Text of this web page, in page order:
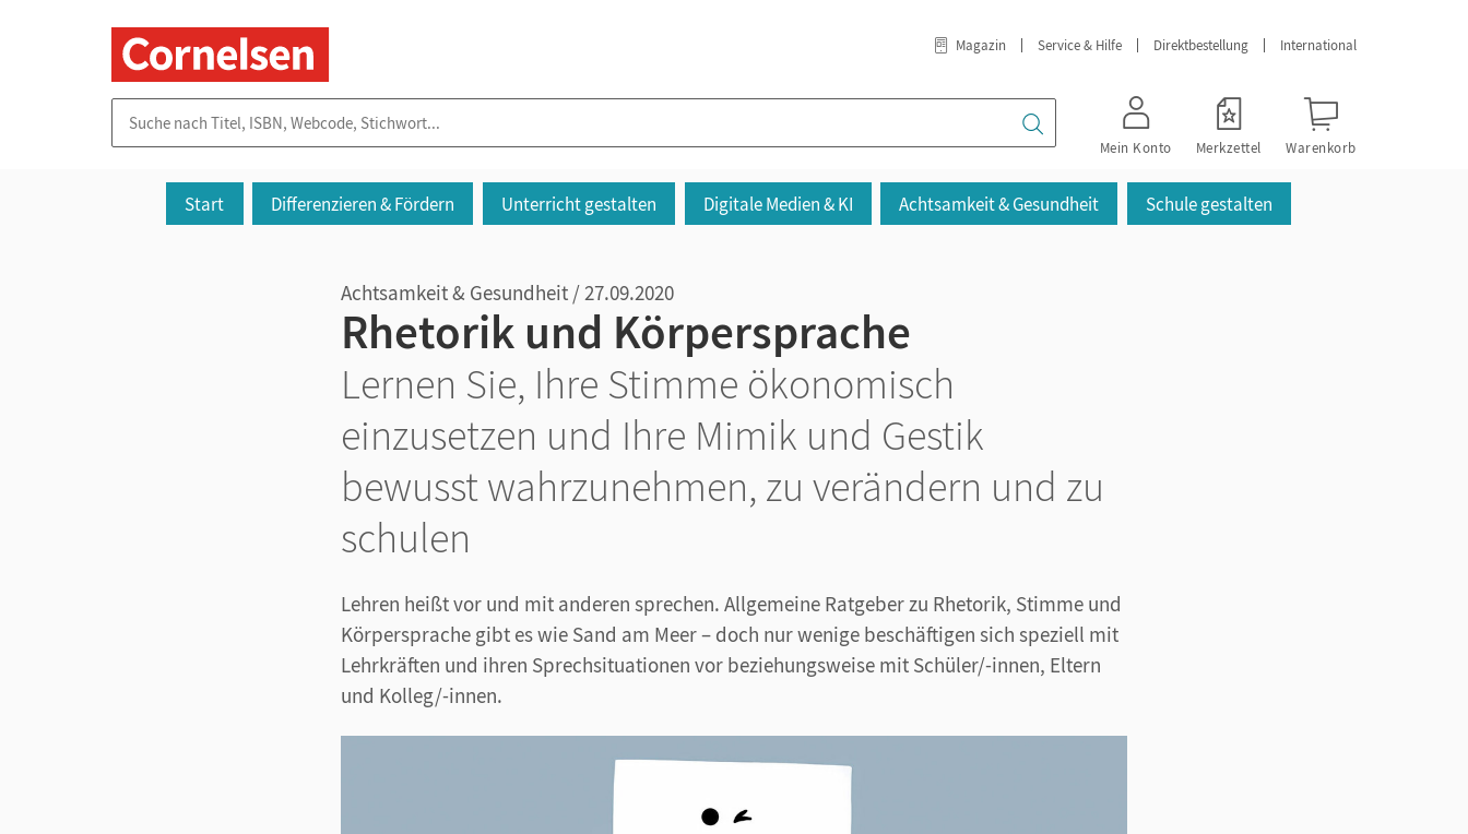
Magazin Service & Hilfe Direktbestellung International
Mein Konto Merkzettel Warenkorb
Start Differenzieren & Fördern Unterricht gestalten Digitale Medien & KI Achtsamkeit & Gesundheit Schule gestalten
Achtsamkeit & Gesundheit / 27.09.2020
Rhetorik und Körpersprache
Lernen Sie, Ihre Stimme ökonomisch
einzusetzen und Ihre Mimik und Gestik
bewusst wahrzunehmen, zu verändern und zu
schulen
Lehren heißt vor und mit anderen sprechen. Allgemeine Ratgeber zu Rhetorik, Stimme und
Körpersprache gibt es wie Sand am Meer – doch nur wenige beschäftigen sich speziell mit
Lehrkräften und ihren Sprechsituationen vor beziehungsweise mit Schüler/-innen, Eltern
und Kolleg/-innen.